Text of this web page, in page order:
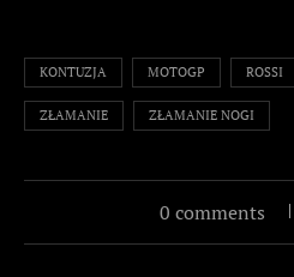
KONTUZJA MOTOGP ROSSI
ZŁAMANIE ZŁAMANIE NOGI
0 comments